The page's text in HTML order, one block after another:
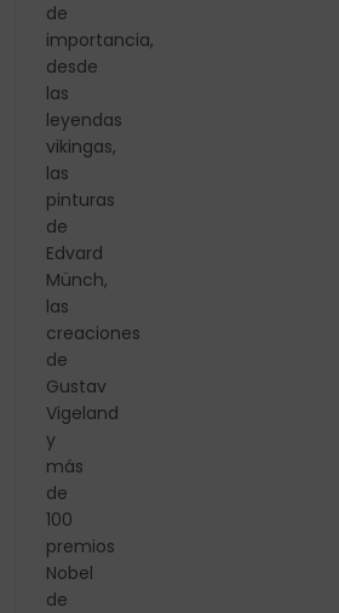
de
importancia,
desde
las
leyendas
vikingas,
las
pinturas
de
Edvard
Münch,
las
creaciones
de
Gustav
Vigeland
y
más
de
100
premios
Nobel
de